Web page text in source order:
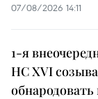
07/08/2026 14:11
1-я
НС XVI